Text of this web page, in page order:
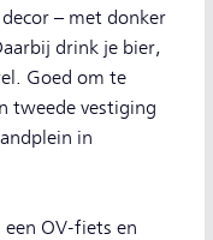
– met donker
drink je bier,
Goed om te
tweede vestiging
in
OV-fiets en